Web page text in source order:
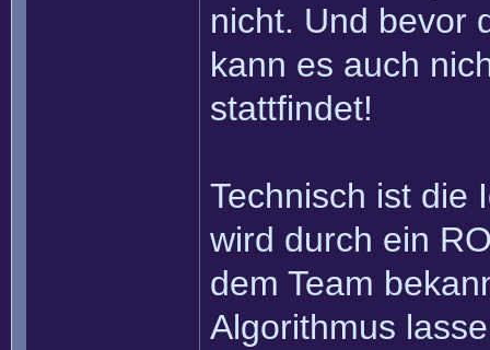
nicht. Und bevor
kann es auch
stattfindet!
Technisch ist die
wird durch ein
dem Team
Algorithmus